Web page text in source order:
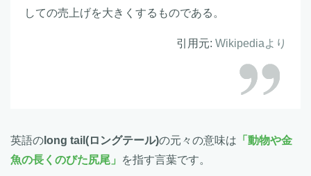
しての売上げを大きくするものである。
引用元: Wikipediaより
英語の long tail(ロングテール)の元々の意味は 「動物や金
魚の長くのびた尻尾」
を指す言葉です。